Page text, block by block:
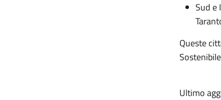
Sud e
Queste
Ultimo